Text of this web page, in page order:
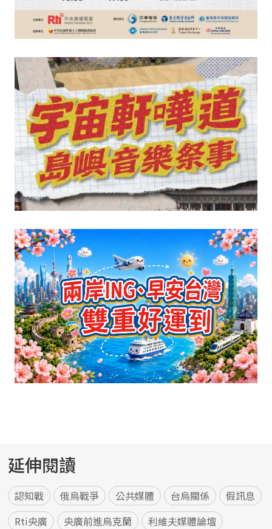
延伸閱讀
認知戰 俄烏戰爭 公共媒體 台烏關係
假訊息
Rti央廣
央廣前進烏克蘭 利維夫媒體論壇